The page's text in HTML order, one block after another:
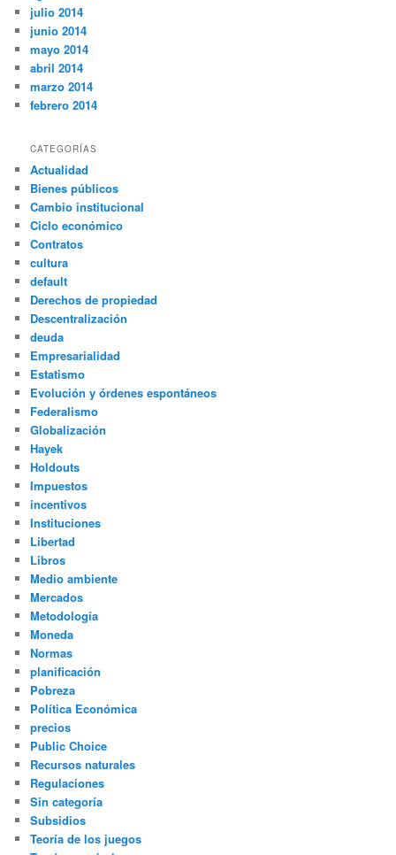
julio 2014
junio 2014
mayo 2014
abril 2014
marzo 2014
febrero 2014
CATEGORÍAS
Actualidad
Bienes públicos
Cambio institucional
Ciclo económico
Contratos
cultura
default
Derechos de propiedad
Descentralización
deuda
Empresarialidad
Estatismo
Evolución y órdenes espontáneos
Federalismo
Globalización
Hayek
Holdouts
Impuestos
incentivos
Instituciones
Libertad
Libros
Medio ambiente
Mercados
Metodología
Moneda
Normas
planificación
Pobreza
Política Económica
precios
Public Choice
Recursos naturales
Regulaciones
Sin categoría
Subsidios
Teoría de los juegos